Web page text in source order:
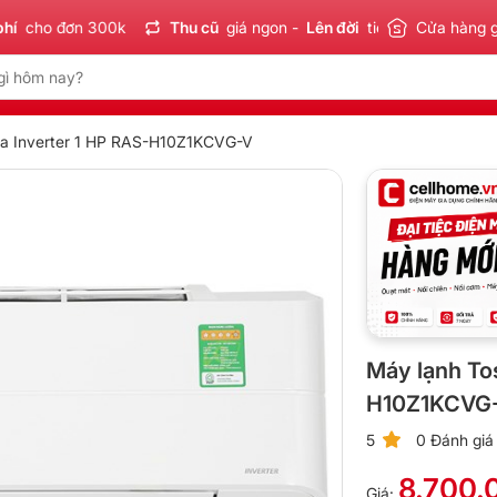
đơn 300k Thu cũ giá ngon - Lên đời tiết kiệm Sản phẩm
Cửa hàng
Inverter 1 HP RAS-H10Z1KCVG-V
Máy lạnh
5 0 Đánh giá
Giá: